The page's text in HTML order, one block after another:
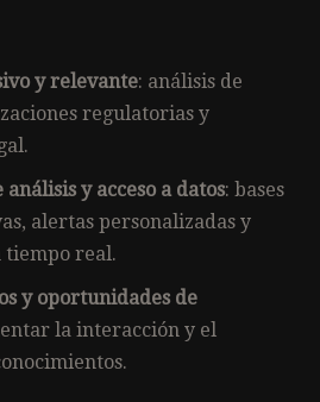
y relevante: análisis de
regulatorias y
y acceso a datos: bases
alertas personalizadas y
tiempo real.
y oportunidades de
la interacción y el